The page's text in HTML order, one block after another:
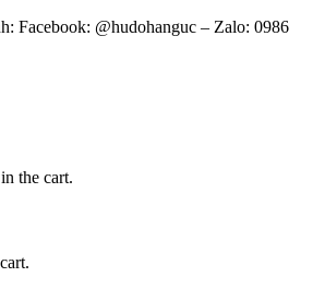
Facebook: @hudohanguc – Zalo: 0986
the cart.